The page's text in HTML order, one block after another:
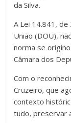
da Silva.
A Lei 14.841, de
União (DOU),
norma se
Câmara dos
Como
Cruzeiro, que
contexto
tudo, preservar